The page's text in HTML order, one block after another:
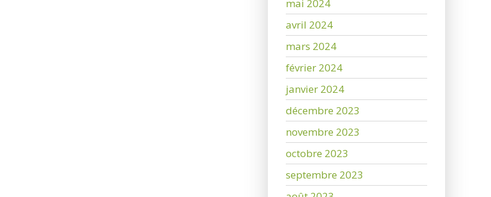
mai 2024
avril 2024
mars 2024
février 2024
janvier 2024
décembre 2023
novembre 2023
octobre 2023
septembre 2023